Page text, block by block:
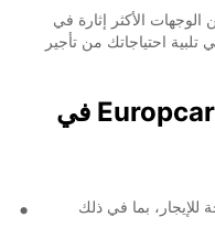
الوجهات الأكثر إثارة في
احتياجاتك من تأجير
مزايا تأجير السيارات مع Europcar في
للإيجار، بما في ذلك